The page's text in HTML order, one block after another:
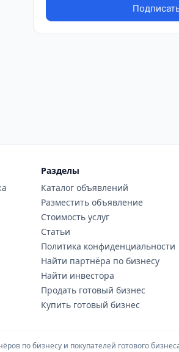
Разделы
Каталог объявлений
Разместить объявление
Стоимость услуг
Статьи
Политика конфиденциальности
Найти партнёра по бизнесу
Найти инвестора
Продать готовый бизнес
Купить готовый бизнес
по бизнесу и покупателей готового